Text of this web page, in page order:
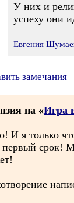
У них и
успеху они
Евгения
замечания
на «Игра
И я только
первый срок!